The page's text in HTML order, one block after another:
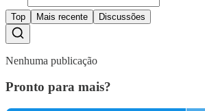
Top Mais recente Discussões
Nenhuma publicação
Pronto para mais?